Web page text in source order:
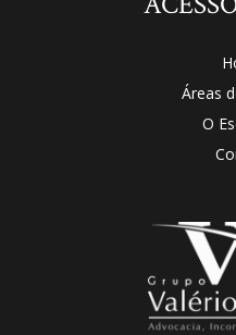
Áreas
O